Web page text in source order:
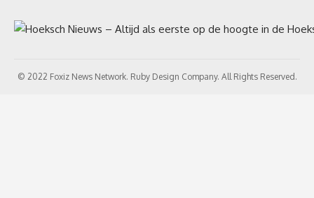
© 2022 Foxiz News Network. Ruby Design Company. All Rights Reserved.